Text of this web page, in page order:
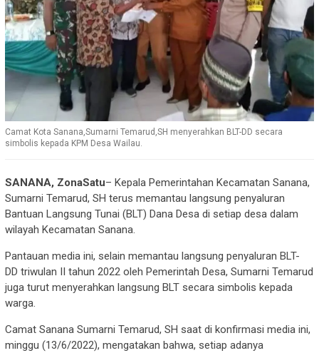
Camat Kota Sanana,Sumarni Temarud,SH menyerahkan BLT-DD secara
simbolis kepada KPM Desa Wailau.
SANANA, ZonaSatu– Kepala Pemerintahan Kecamatan Sanana,
Sumarni Temarud, SH terus memantau langsung penyaluran
Bantuan Langsung Tunai (BLT) Dana Desa di setiap desa dalam
wilayah Kecamatan Sanana.
Pantauan media ini, selain memantau langsung penyaluran BLT-
DD triwulan II tahun 2022 oleh Pemerintah Desa, Sumarni Temarud
juga turut menyerahkan langsung BLT secara simbolis kepada
warga.
Camat Sanana Sumarni Temarud, SH saat di konfirmasi media ini,
minggu (13/6/2022), mengatakan bahwa, setiap adanya